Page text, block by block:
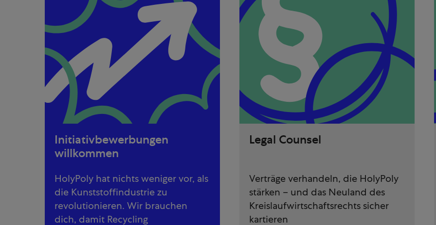
Initiativbewerbungen
willkommen
HolyPoly hat nichts weniger vor, als
die Kunststoffindustrie zu
revolutionieren. Wir brauchen
dich, damit Recycling
Legal Counsel
Verträge verhandeln, die HolyPoly
stärken – und das Neuland des
Kreislaufwirtschaftsrechts sicher
kartieren